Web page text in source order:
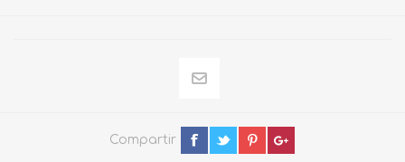
Compartir